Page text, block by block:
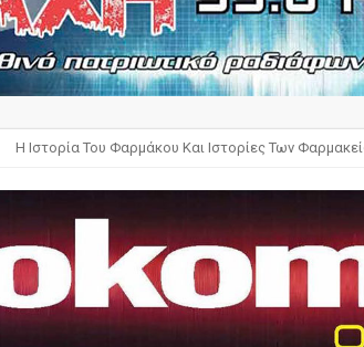
Η Ιστορία Του Φαρμάκου Και Ιστορίες Των